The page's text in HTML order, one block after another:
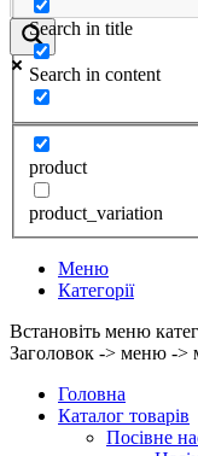
Search in title
Search in content
product
product_variation
Меню
Категорії
Встановіть меню
Заголовок -> меню ->
Головна
Каталог товарів
Посівне